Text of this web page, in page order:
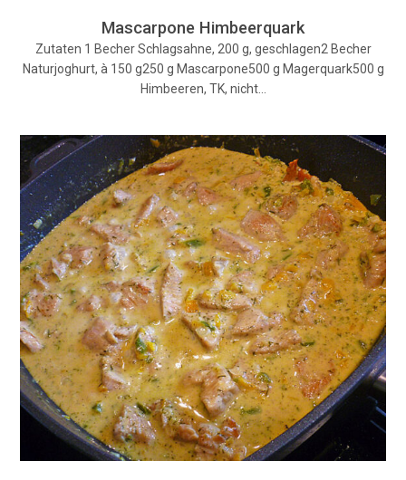
Mascarpone Himbeerquark
Zutaten 1 Becher Schlagsahne, 200 g, geschlagen2 Becher
Naturjoghurt, à 150 g250 g Mascarpone500 g Magerquark500 g
Himbeeren, TK, nicht…